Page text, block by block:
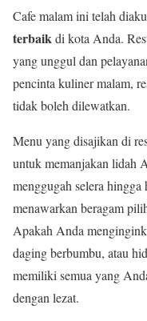
Cafe malam ini telah
terbaikdi kota Anda.
yang unggul dan
pencinta kuliner malam,
tidak boleh dilewatkan.
Menu yang disajikan di
untuk memanjakan lidah
menggugah selera
menawarkan beragam
Apakah Anda
daging berbumbu, atau
memiliki semua yang
dengan lezat.